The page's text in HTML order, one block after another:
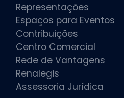
Representações
Espaços para Eventos
Contribuições
Centro Comercial
Rede de Vantagens
Renalegis
Assessoria Jurídica